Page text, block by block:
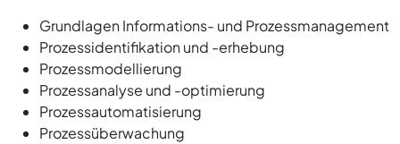
Grundlagen Informations- und Prozessmanagement
Prozessidentifikation und -erhebung
Prozessmodellierung
Prozessanalyse und -optimierung
Prozessautomatisierung
Prozessüberwachung